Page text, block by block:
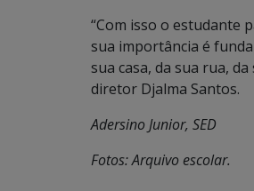
“Com isso o estudante
sua importância é
sua casa, da sua rua,
diretor Djalma Santos.
Adersino Junior, SED
Fotos: Arquivo escolar.